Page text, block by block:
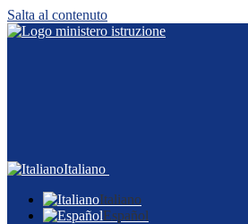
Salta al contenuto
Italiano
Italiano
Español